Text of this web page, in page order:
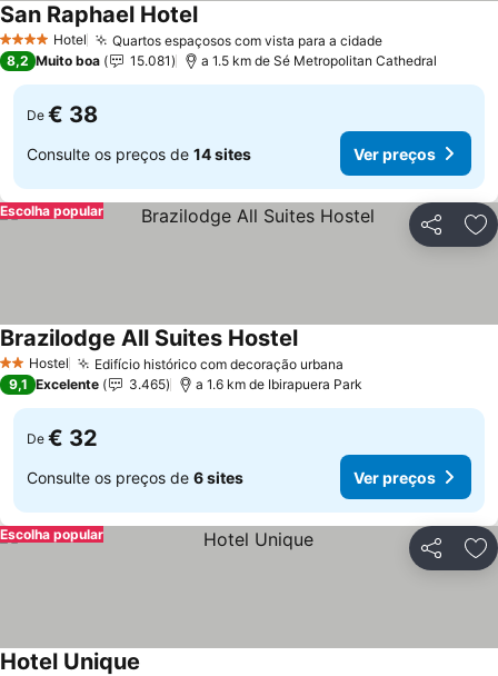
4 EstrelasHotel Quartos espaçosos com vista para a cidadeVer preços
San Raphael HotelVer preços
8,2 Muito boa 15.081 a 1.5 km de Sé Metropolitan Cathedral
De € 38
Consulte os preços de 14 sites Ver preços
Partilhar
Escolha popular
2 Estrelas
Hostel Edifício histórico com decoração urbana
Brazilodge All Suites HostelVer preços
9,1 Excelente 3.465 a 1.6 km de Ibirapuera Park
De € 32
Consulte os preços de 6 sites Ver preços
Partilhar
Escolha popular
Hotel Unique